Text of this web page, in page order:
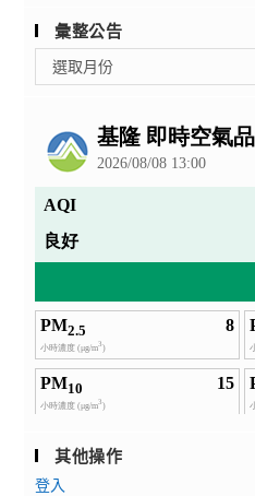
彙整公告
整
選取月份
其他操作
登入